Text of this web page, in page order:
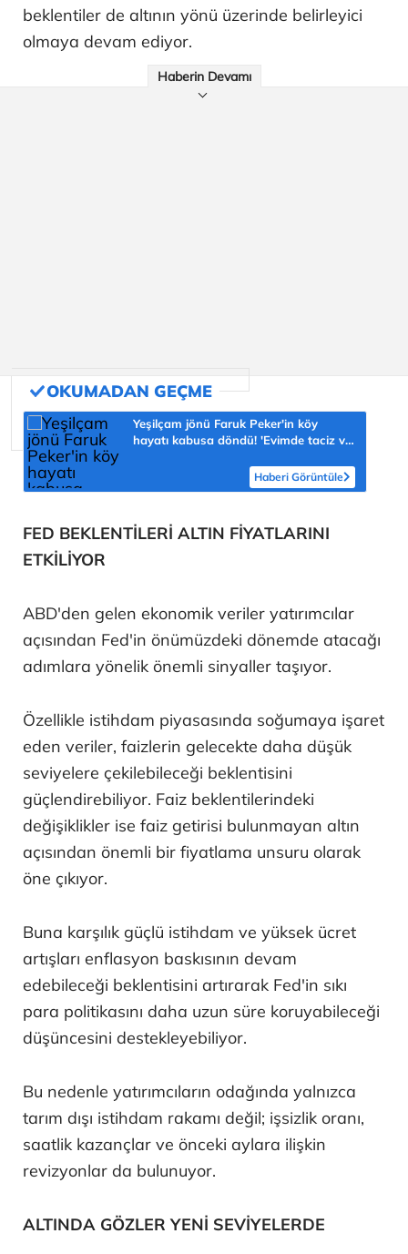
beklentiler de altının yönü üzerinde belirleyici
olmaya devam ediyor.
Haberin Devamı
Yeşilçam jönü Faruk Peker'in köy
hayatı kabusa döndü! 'Evimde taciz ve
Haberi Görüntüle
FED BEKLENTİLERİ ALTIN FİYATLARINI
ETKİLİYOR
ABD'den gelen ekonomik veriler yatırımcılar
açısından Fed'in önümüzdeki dönemde atacağı
adımlara yönelik önemli sinyaller taşıyor.
Özellikle istihdam piyasasında soğumaya işaret
eden veriler, faizlerin gelecekte daha düşük
seviyelere çekilebileceği beklentisini
güçlendirebiliyor. Faiz beklentilerindeki
değişiklikler ise faiz getirisi bulunmayan altın
açısından önemli bir fiyatlama unsuru olarak
öne çıkıyor.
Buna karşılık güçlü istihdam ve yüksek ücret
artışları enflasyon baskısının devam
edebileceği beklentisini artırarak Fed'in sıkı
para politikasını daha uzun süre koruyabileceği
düşüncesini destekleyebiliyor.
Bu nedenle yatırımcıların odağında yalnızca
tarım dışı istihdam rakamı değil; işsizlik oranı,
saatlik kazançlar ve önceki aylara ilişkin
revizyonlar da bulunuyor.
ALTINDA GÖZLER YENİ SEVİYELERDE